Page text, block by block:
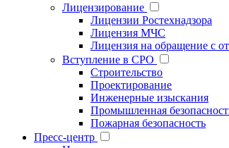
Лицензирование
Лицензии Ростехнадзора
Лицензия МЧС
Лицензия на обращение с
Вступление в СРО
Строительство
Проектирование
Инженерные изыскания
Промышленная
Пожарная безопасность
Пресс-центр